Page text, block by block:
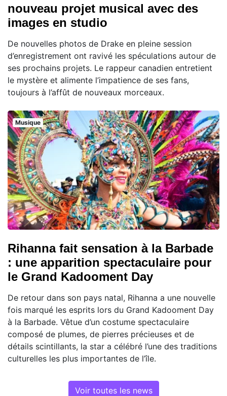
nouveau projet musical avec des
images en studio
De nouvelles photos de Drake en pleine session
d’enregistrement ont ravivé les spéculations autour de
ses prochains projets. Le rappeur canadien entretient
le mystère et alimente l’impatience de ses fans,
toujours à l’affût de nouveaux morceaux.
Musique
Rihanna fait sensation à la Barbade
: une apparition spectaculaire pour
le Grand Kadooment Day
De retour dans son pays natal, Rihanna a une nouvelle
fois marqué les esprits lors du Grand Kadooment Day
à la Barbade. Vêtue d’un costume spectaculaire
composé de plumes, de pierres précieuses et de
détails scintillants, la star a célébré l’une des traditions
culturelles les plus importantes de l’île.
Voir toutes les news